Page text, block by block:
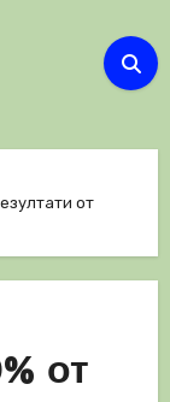
от
от